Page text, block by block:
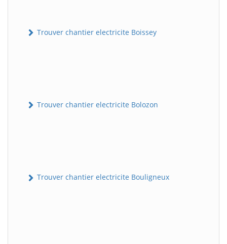
Trouver chantier electricite Boissey
Trouver chantier electricite Bolozon
Trouver chantier electricite Bouligneux